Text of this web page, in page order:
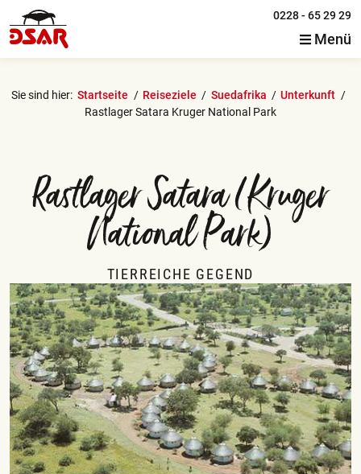
0228 - 65 29 29
Menü
Sie sind hier: Startseite Reiseziele Suedafrika
Unterkunft
Rastlager Satara Kruger National Park
Rastlager Satara (Kruger
National Park)
TIERREICHE GEGEND